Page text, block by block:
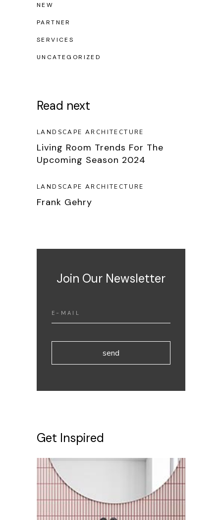
NEW
PARTNER
SERVICES
UNCATEGORIZED
Read next
LANDSCAPE ARCHITECTURE
Living Room Trends For The
Upcoming Season 2024
LANDSCAPE ARCHITECTURE
Frank Gehry
Join Our Newsletter
send
Get Inspired